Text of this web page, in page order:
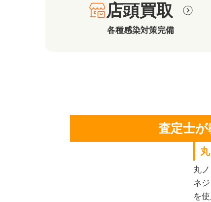
店頭買取
各種感染対策完備
査定士が
丸
ネ
を